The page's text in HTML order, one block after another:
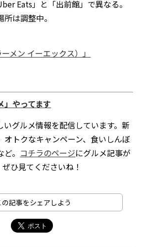
Eats」と「出前館」で異なる。
は調整中。
ーメン イーエックス）」
やってます
グルメ情報を配信しています。新
オトクなキャンペーン、食いしんぼ
。 コチラのページにグルメ記事が
ひ見てくださいね！
の記事をシェアしよう